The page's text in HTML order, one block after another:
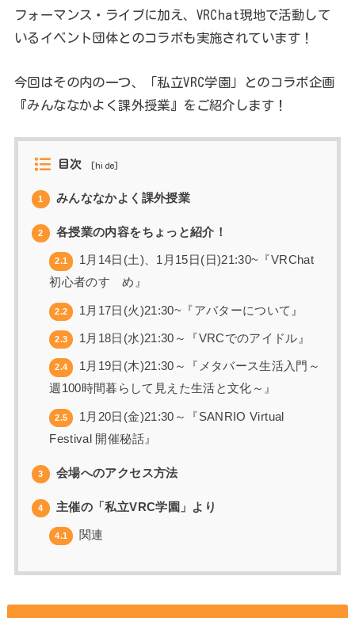
フォーマンス・ライブに加え、VRChat現地で活動して
いるイベント団体とのコラボも実施されています！
今回はその内の一つ、「私立VRC学園」とのコラボ企画
『みんななかよく課外授業』をご紹介します！
目次 [hide]
1 みんななかよく課外授業
2 各授業の内容をちょっと紹介！
2.1
1月14日(土)、1月15日(日)21:30~『VRChat
初心者のすゝめ』
2.2 1月17日(火)21:30~『アバターについて』
2.3 1月18日(水)21:30～『VRCでのアイドル』
2.4
1月19日(木)21:30～『メタバース生活入門～
週100時間暮らして見えた生活と文化～』
2.5
1月20日(金)21:30～『SANRIO Virtual
Festival 開催秘話』
3 会場へのアクセス方法
4 主催の「私立VRC学園」より
4.1 関連